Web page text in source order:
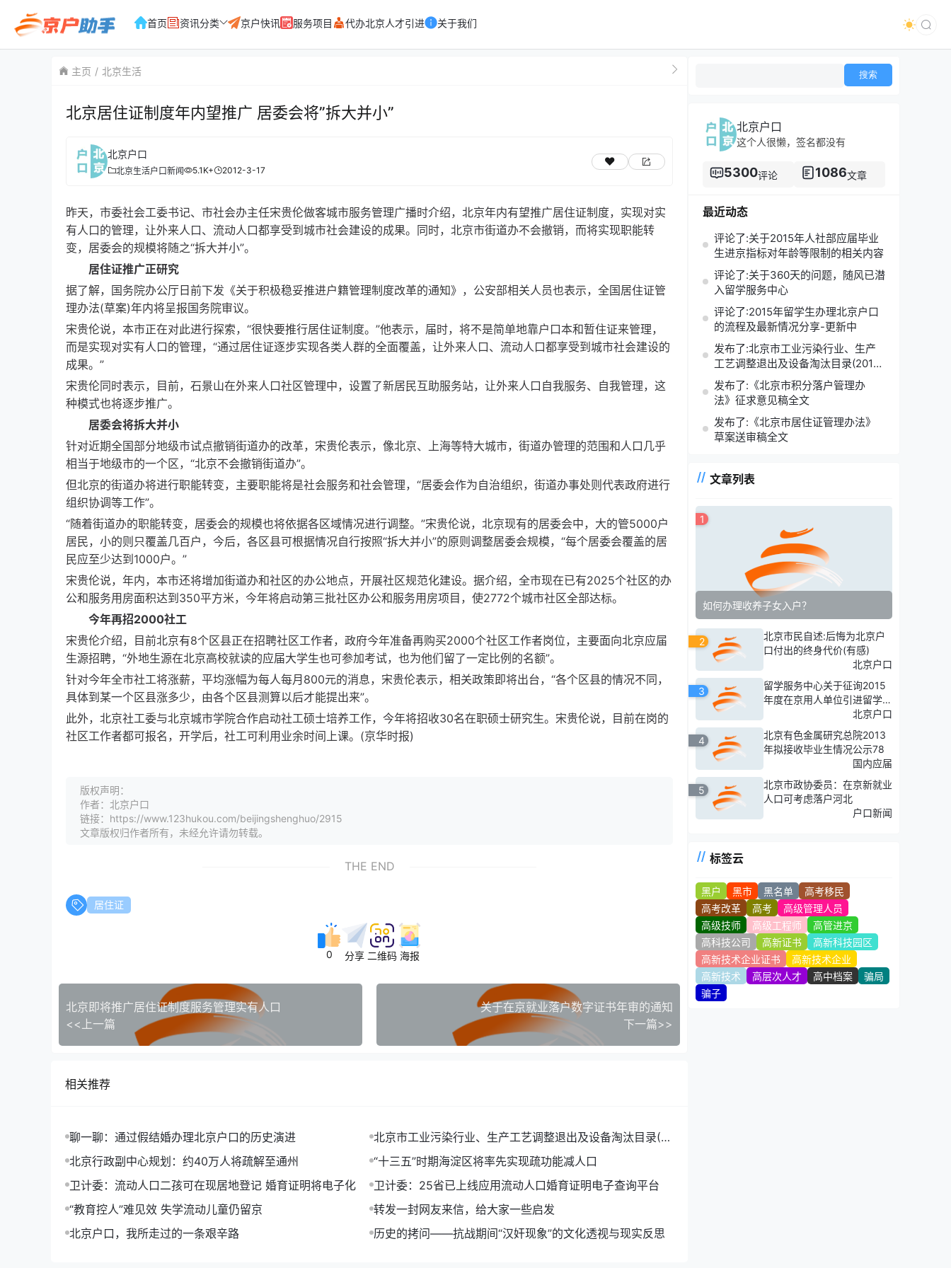
首页 资讯分类 京户快讯 服务项目 代办北京人才引进 关于我们
主页 北京生活
北京居住证制度年内望推广 居委会将”拆大并小”
北京户口
北京生活户口新闻 5.1K+ 2012-3-17
昨天，市委社会工委书记、市社会办主任宋贵伦做客城市服务管理广播时介绍，北京年内有望推广居住证制度，实现对实
有人口的管理，让外来人口、流动人口都享受到城市社会建设的成果。同时，北京市街道办不会撤销，而将实现职能转
变，居委会的规模将随之“拆大并小”。
居住证推广正研究
据了解，国务院办公厅日前下发《关于积极稳妥推进户籍管理制度改革的通知》，公安部相关人员也表示，全国居住证管
理办法(草案)年内将呈报国务院审议。
宋贵伦说，本市正在对此进行探索，“很快要推行居住证制度。”他表示，届时，将不是简单地靠户口本和暂住证来管理，
而是实现对实有人口的管理，“通过居住证逐步实现各类人群的全面覆盖，让外来人口、流动人口都享受到城市社会建设的
成果。”
宋贵伦同时表示，目前，石景山在外来人口社区管理中，设置了新居民互助服务站，让外来人口自我服务、自我管理，这
种模式也将逐步推广。
居委会将拆大并小
针对近期全国部分地级市试点撤销街道办的改革，宋贵伦表示，像北京、上海等特大城市，街道办管理的范围和人口几乎
相当于地级市的一个区，“北京不会撤销街道办”。
但北京的街道办将进行职能转变，主要职能将是社会服务和社会管理，“居委会作为自治组织，街道办事处则代表政府进行
组织协调等工作”。
“随着街道办的职能转变，居委会的规模也将依据各区域情况进行调整。”宋贵伦说，北京现有的居委会中，大的管5000户
居民，小的则只覆盖几百户，今后，各区县可根据情况自行按照“拆大并小”的原则调整居委会规模，“每个居委会覆盖的居
民应至少达到1000户。”
宋贵伦说，年内，本市还将增加街道办和社区的办公地点，开展社区规范化建设。据介绍，全市现在已有2025个社区的办
公和服务用房面积达到350平方米，今年将启动第三批社区办公和服务用房项目，使2772个城市社区全部达标。
今年再招2000社工
宋贵伦介绍，目前北京有8个区县正在招聘社区工作者，政府今年准备再购买2000个社区工作者岗位，主要面向北京应届
生源招聘，“外地生源在北京高校就读的应届大学生也可参加考试，也为他们留了一定比例的名额”。
针对今年全市社工将涨薪，平均涨幅为每人每月800元的消息，宋贵伦表示，相关政策即将出台，“各个区县的情况不同，
具体到某一个区县涨多少，由各个区县测算以后才能提出来”。
此外，北京社工委与北京城市学院合作启动社工硕士培养工作，今年将招收30名在职硕士研究生。宋贵伦说，目前在岗的
社区工作者都可报名，开学后，社工可利用业余时间上课。(京华时报)
版权声明：
作者：北京户口
链接：https://www.123hukou.com/beijingshenghuo/2915
文章版权归作者所有，未经允许请勿转载。
THE END
居住证
0 分享 二维码 海报
北京即将推广居住证制度服务管理实有人口
<<上一篇
关于在京就业落户数字证书年审的通知
下一篇>>
相关推荐
聊一聊：通过假结婚办理北京户口的历史演进
北京市工业污染行业、生产工艺调整退出及设备淘汰目录(2
014年版)
北京行政副中心规划：约40万人将疏解至通州
“十三五”时期海淀区将率先实现疏功能减人口
卫计委：流动人口二孩可在现居地登记 婚育证明将电子化
卫计委：25省已上线应用流动人口婚育证明电子查询平台
“教育控人”难见效 失学流动儿童仍留京
转发一封网友来信，给大家一些启发
北京户口，我所走过的一条艰辛路
历史的拷问——抗战期间“汉奸现象”的文化透视与现实反思
北京户口
这个人很懒，签名都没有
5300评论 1086文章
最近动态
评论了:关于2015年人社部应届毕业
生进京指标对年龄等限制的相关内容
评论了:关于360天的问题，随风已潜
入留学服务中心
评论了:2015年留学生办理北京户口
的流程及最新情况分享-更新中
发布了:北京市工业污染行业、生产
工艺调整退出及设备淘汰目录(2014
年版)
发布了:《北京市积分落户管理办
法》征求意见稿全文
发布了:《北京市居住证管理办法》
草案送审稿全文
文章列表
1
如何办理收养子女入户？
2
北京市民自述:后悔为北京户
口付出的终身代价(有感)
北京户口
3
留学服务中心关于征询2015
年度在京用人单位引进留学人
北京户口
4
北京有色金属研究总院2013
年拟接收毕业生情况公示78
国内应届
5
北京市政协委员：在京新就业
人口可考虑落户河北
户口新闻
标签云
黑户 黑市 黑名单
高考移民
高考改革
高考
高级管理人员
高级技师
高级工程师
高管进京
高科技公司
高新证书
高新科技园区
高新技术企业证书
高新技术企业
高新技术
高层次人才 高中档案
骗局
骗子